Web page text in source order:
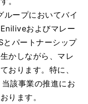
ループにおいてバイ
およびマレー
とパートナーシップ
かしながら、マレ
おります。特に、
該事業の推進にお
ります。